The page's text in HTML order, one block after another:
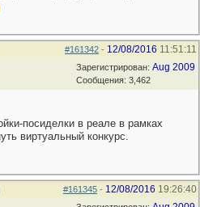
#161342 - 12/08/2016 11:51:11
Зарегистрирован: Aug 2009
Сообщения: 3,462
посиделки в реале в рамках
виртуальный конкурс.
#161345 - 12/08/2016 19:26:40